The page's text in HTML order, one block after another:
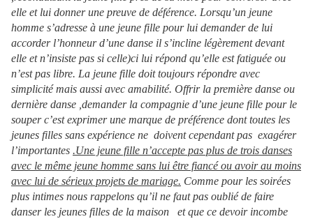
elle et lui donner une preuve de déférence. Lorsqu’un jeune
homme s’adresse à une jeune fille pour lui demander de lui
accorder l’honneur d’une danse il s’incline légèrement devant
elle et n’insiste pas si celle)ci lui répond qu’elle est fatiguée ou
n’est pas libre. La jeune fille doit toujours répondre avec
simplicité mais aussi avec amabilité. Offrir la première danse ou
dernière danse ,demander la compagnie d’une jeune fille pour le
souper c’est exprimer une marque de préférence dont toutes les
jeunes filles sans expérience ne doivent cependant pas exagérer
l’importantes .Une jeune fille n’accepte pas plus de trois danses
avec le même jeune homme sans lui être fiancé ou avoir au moins
avec lui de sérieux projets de mariage. Comme pour les soirées
plus intimes nous rappelons qu’il ne faut pas oublié de faire
danser les jeunes filles de la maison et que ce devoir incombe